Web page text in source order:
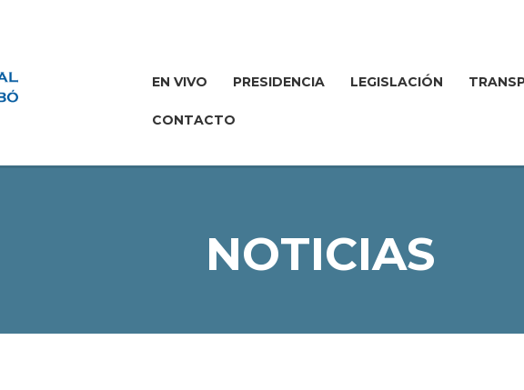
EN VIVO PRESIDENCIA LEGISLACIÓN
CONTACTO
NOTICIAS